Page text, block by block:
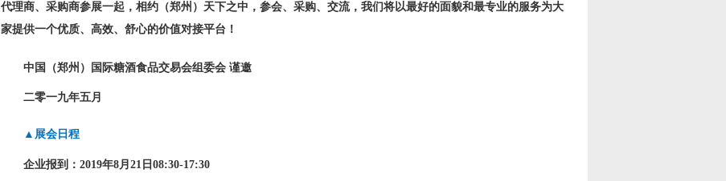
代理商、采购商参展一起，相约（郑州）天下之中，参会、采购、交流，我们将以最好的面貌和最专业的服务为大
家提供一个优质、高效、舒心的价值对接平台！
中国（郑州）国际糖酒食品交易会组委会 谨邀
二零一九年五月
▲展会日程
企业报到： 2019年8月 21 日 08:30-17:30